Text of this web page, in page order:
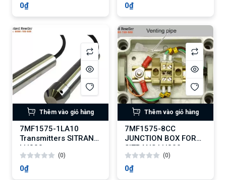
0₫ 0₫
Thêm vào giỏ hàng
7MF1575-1LA10
Transmitters SITRANS
LH300
(0)
0₫
Thêm vào giỏ hàng
7MF1575-8CC
JUNCTION BOX FOR
SITRANS LH300
(China)
(0)
0₫